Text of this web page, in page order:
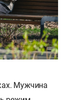
Мужчина